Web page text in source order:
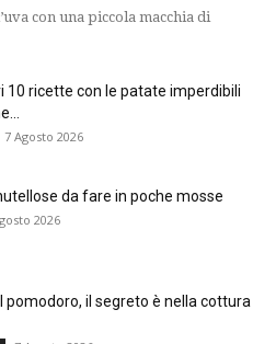
con una piccola macchia di
10 ricette con le patate imperdibili
7 Agosto 2026
da fare in poche mosse
2026
pomodoro, il segreto è nella cottura